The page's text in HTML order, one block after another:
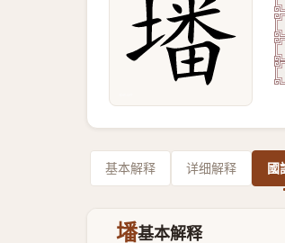
基本解释 详细解释 國
墦基本解释